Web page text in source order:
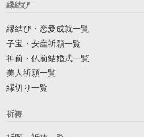
縁結び
縁結び・恋愛成就一覧
子宝・安産祈願一覧
神前・仏前結婚式一覧
美人祈願一覧
縁切り一覧
祈祷